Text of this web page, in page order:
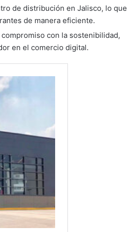
de distribución en Jalisco, lo que
de manera eficiente.
con la sostenibilidad,
en el comercio digital.